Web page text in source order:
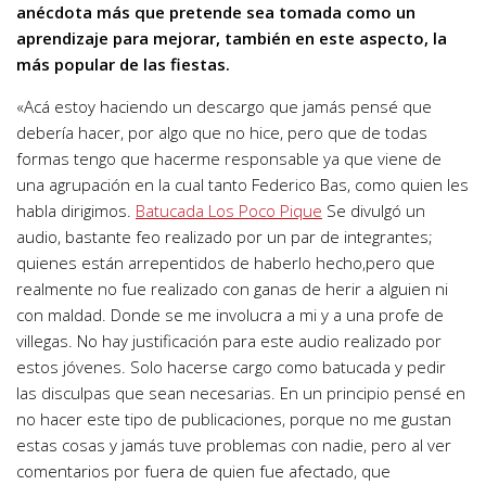
anécdota más que pretende sea tomada como un
aprendizaje para mejorar, también en este aspecto, la
más popular de las fiestas.
«Acá estoy haciendo un descargo que jamás pensé que
debería hacer, por algo que no hice, pero que de todas
formas tengo que hacerme responsable ya que viene de
una agrupación en la cual tanto Federico Bas, como quien les
habla dirigimos. Batucada Los Poco Pique Se divulgó un
audio, bastante feo realizado por un par de integrantes;
quienes están arrepentidos de haberlo hecho,pero que
realmente no fue realizado con ganas de herir a alguien ni
con maldad. Donde se me involucra a mi y a una profe de
villegas. No hay justificación para este audio realizado por
estos jóvenes. Solo hacerse cargo como batucada y pedir
las disculpas que sean necesarias. En un principio pensé en
no hacer este tipo de publicaciones, porque no me gustan
estas cosas y jamás tuve problemas con nadie, pero al ver
comentarios por fuera de quien fue afectado, que